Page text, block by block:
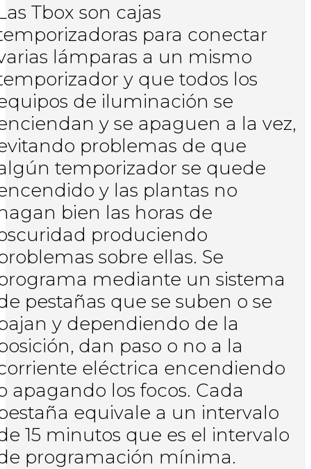
Tbox son cajas
para conectar
lámparas a un mismo
y que todos los
de iluminación se
y se apaguen a la vez,
problemas de que
temporizador se quede
y las plantas no
bien las horas de
produciendo
sobre ellas. Se
mediante un sistema
pestañas que se suben o se
y dependiendo de la
dan paso o no a la
eléctrica encendiendo
apagando los focos. Cada
equivale a un intervalo
15 minutos que es el intervalo
programación mínima.